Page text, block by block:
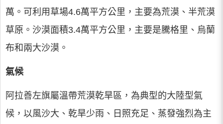
萬。可利用草場4.6萬平方公里，主要為荒漠、半荒漠
草原。沙漠面積3.4萬平方公里，主要是騰格里、烏蘭
布和兩大沙漠。
氣候
阿拉善左旗屬溫帶荒漠乾旱區，為典型的大陸型氣
候，以風沙大、乾旱少雨、日照充足、蒸發強烈為主